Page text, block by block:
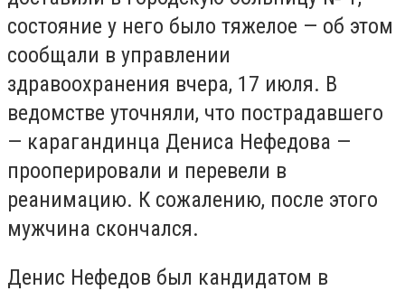
состояние у него было тяжелое — об этом
сообщали в управлении
здравоохранения вчера, 17 июля. В
ведомстве уточняли, что пострадавшего
— карагандинца Дениса Нефедова —
прооперировали и перевели в
реанимацию. К сожалению, после этого
мужчина скончался.
Денис Нефедов был кандидатом в